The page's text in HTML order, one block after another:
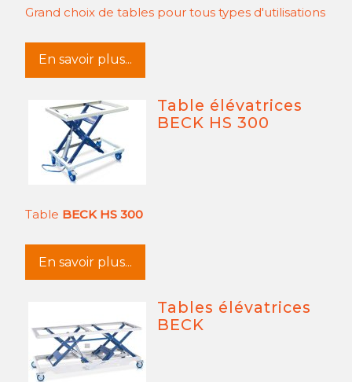
Grand choix de tables pour tous types d'utilisations
En savoir plus...
Table élévatrices
BECK HS 300
Table BECK HS 300
En savoir plus...
Tables élévatrices
BECK